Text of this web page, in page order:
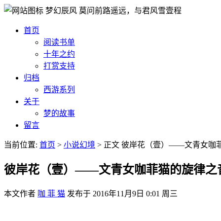
梦幻辰风 莫问前路遥远，与君风雪壹程
首页
阅读书单
十年之约
打赏支持
归档
西游系列
关于
梦的故事
留言
当前位置: 首页 > 小说幻境 > 正文 彼岸花（壹）——文青女咖
彼岸花（壹）——文青女咖菲猫的旋律之
本文作者 咖 菲 猫 发布于 2016年11月9日 0:01 周三